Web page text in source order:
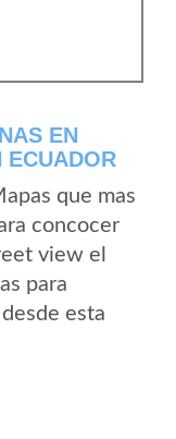
EN
ECUADOR
que mas
concocer
view el
para
esta